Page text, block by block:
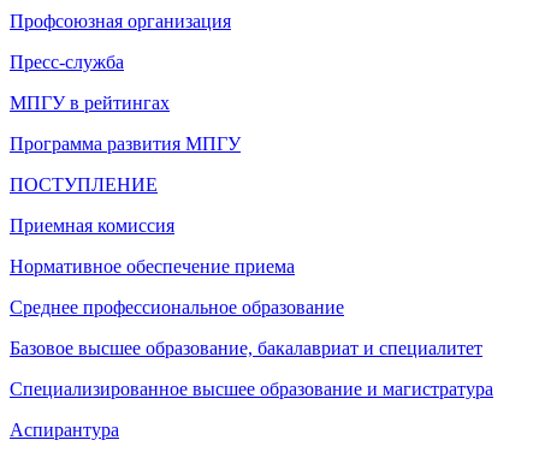
Профсоюзная организация
Пресс-служба
МПГУ в рейтингах
Программа развития МПГУ
ПОСТУПЛЕНИЕ
Приемная комиссия
Нормативное обеспечение приема
Среднее профессиональное образование
Базовое высшее образование, бакалавриат и специалитет
Специализированное высшее образование и магистратура
Аспирантура